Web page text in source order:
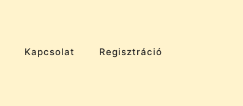
Kapcsolat Regisztráció